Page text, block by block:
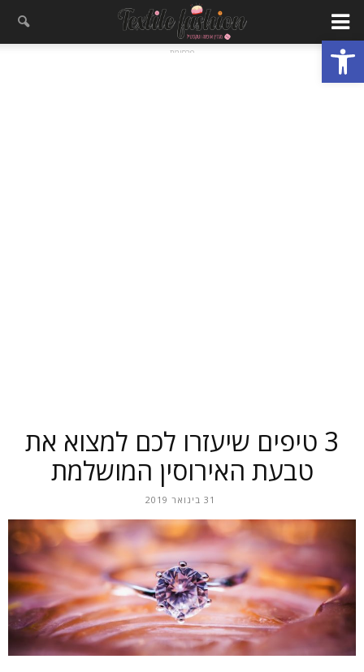
פתח סרגל נגישות - פרסומת -
3 טיפים שיעזרו לכם למצוא את
טבעת האירוסין המושלמת
31 בינואר 2019